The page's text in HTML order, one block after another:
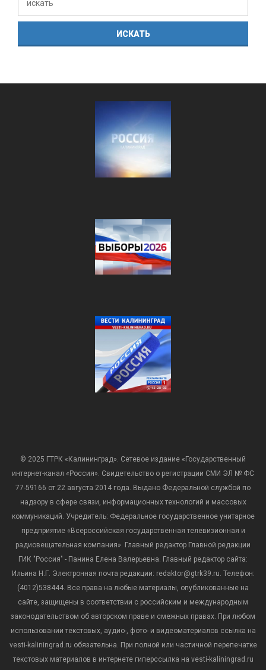
© 2025 ГТРК «Калининград». Сетевое издание «Государственный
интернет-канал «Россия». Свидетельство о регистрации СМИ ЭЛ № ФС
77-59166 от 22 августа 2014 года. Выдано Федеральной службой по
надзору в сфере связи, информационных технологий и массовых
коммуникаций. Учредитель: Федеральное государственное унитарное
предприятие «Всероссийская государственная телевизионная и
радиовещательная компания». Главный редактор Главной редакции
ГИК "Россия" - Панина Елена Валерьевна. Главный редактор сайта:
Ильина Н.Г. Электронная почта редакции: redaktor@gtrk39.ru. Телефон:
(4012)538444. Все права на любые материалы, опубликованные на
сайте, защищены в соответствии с российским и международным
законодательством об авторском праве и смежных правах. При любом
использовании текстовых, аудио-, фото- и видеоматериалов ссылка на
vesti-kaliningrad.ru обязательна. При полной или частичной перепечатке
текстовых материалов в интернете гиперссылка на vesti-kaliningrad.ru